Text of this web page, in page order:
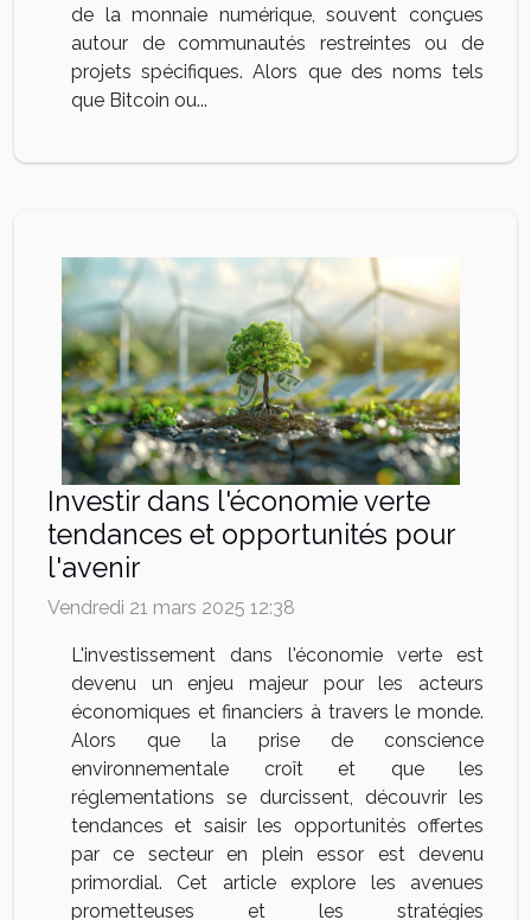
de la monnaie numérique, souvent conçues
autour de communautés restreintes ou de
projets spécifiques. Alors que des noms tels
que Bitcoin ou...
Investir dans l'économie verte
tendances et opportunités pour
l'avenir
Vendredi 21 mars 2025 12:38
L'investissement dans l'économie verte est
devenu un enjeu majeur pour les acteurs
économiques et financiers à travers le monde.
Alors que la prise de conscience
environnementale croît et que les
réglementations se durcissent, découvrir les
tendances et saisir les opportunités offertes
par ce secteur en plein essor est devenu
primordial. Cet article explore les avenues
prometteuses et les stratégies